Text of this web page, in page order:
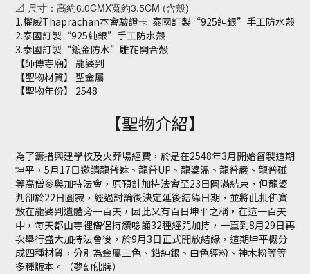
📐 尺寸：高約6.0CMX寬約3.5CM (含殼)
1.權威Thaprachan本會驗證卡. 泰國訂製“925純銀”手工防水殼
2.泰國訂製“925純銀”手工防水殼
3.泰國訂製“鍍金防水”雕花開合殼
【師傅寺廟】 龍婆判
【聖物材質】 聖金屬
【聖物年份】 2548
【聖物介紹】
為了籌措興建學校及火葬場經費，於是在2548年3月開始督製這期
坤平，5月17日邀請龍普遮、龍普UP、龍婆溫、龍普嚴、龍普碰
等高僧參與加持法會，原預計加持法會至23日圓滿結束，但龍婆
判卻於22日圓寂，經過討論後決定延後結緣日期，並將此批佛寶
放在龍婆判遺體旁一百天，因此又有百日坤平之稱，在這一百天
中，每天都由寺裡僧侶持續唸誦32種經咒加持，一直到8月29日再
次舉行盛大加持法會後，於9月3日正式開放結緣，這期坤平概分
成四種材質，分別為金屬三色、鉛純銀、白色經粉、神木粉等等
多種版本。（夢幻佛牌）